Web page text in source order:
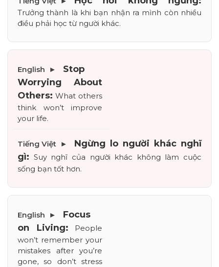
Trưởng thành là khi bạn nhận ra mình còn nhiều
điều phải học từ người khác.
Stop
Worrying About
Others: What others
think won’t improve
your life.
Ngừng lo người khác nghĩ
gì: Suy nghĩ của người khác không làm cuộc
sống bạn tốt hơn.
Focus
on Living: People
won’t remember your
mistakes after you’re
gone, so don’t stress